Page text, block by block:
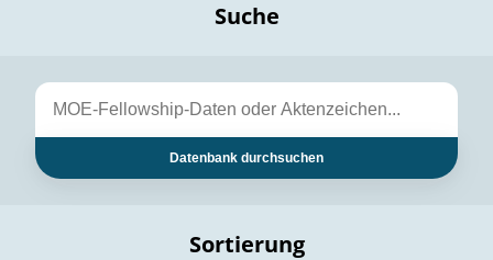
Suche
Datenbank durchsuchen
Sortierung